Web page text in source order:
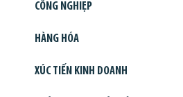
CÔNG NGHIỆP
HÀNG HÓA
XÚC TIẾN KINH DOANH